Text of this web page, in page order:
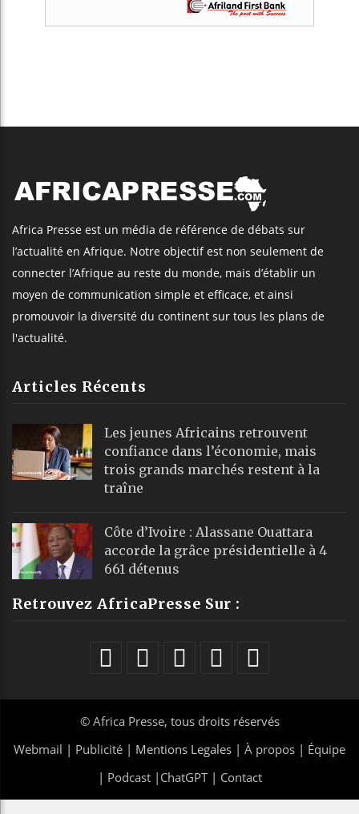
Africa Presse est un média de référence de débats sur
l’actualité en Afrique. Notre objectif est non seulement de
connecter l’Afrique au reste du monde, mais d’établir un
moyen de communication simple et efficace, et ainsi
promouvoir la diversité du continent sur tous les plans de
l'actualité.
Articles Récents
Les jeunes Africains retrouvent
confiance dans l’économie, mais
trois grands marchés restent à la
traîne
Côte d’Ivoire : Alassane Ouattara
accorde la grâce présidentielle à 4
661 détenus
Retrouvez AfricaPresse Sur :
© Africa Presse, tous droits réservés
Webmail | Publicité | Mentions Legales | À propos | Équipe
| Podcast| ChatGPT| Contact